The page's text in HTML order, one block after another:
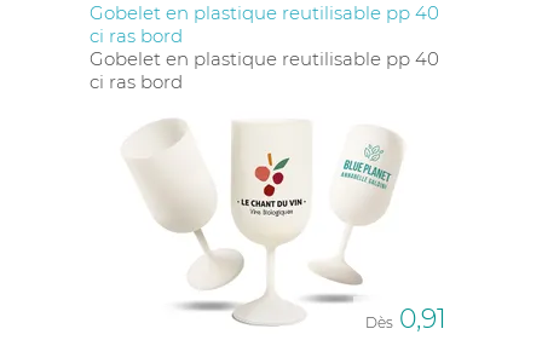
Gobelet en plastique reutilisable pp 40
ci ras bord
Gobelet en plastique reutilisable pp 40
ci ras bord
Dès 0,91